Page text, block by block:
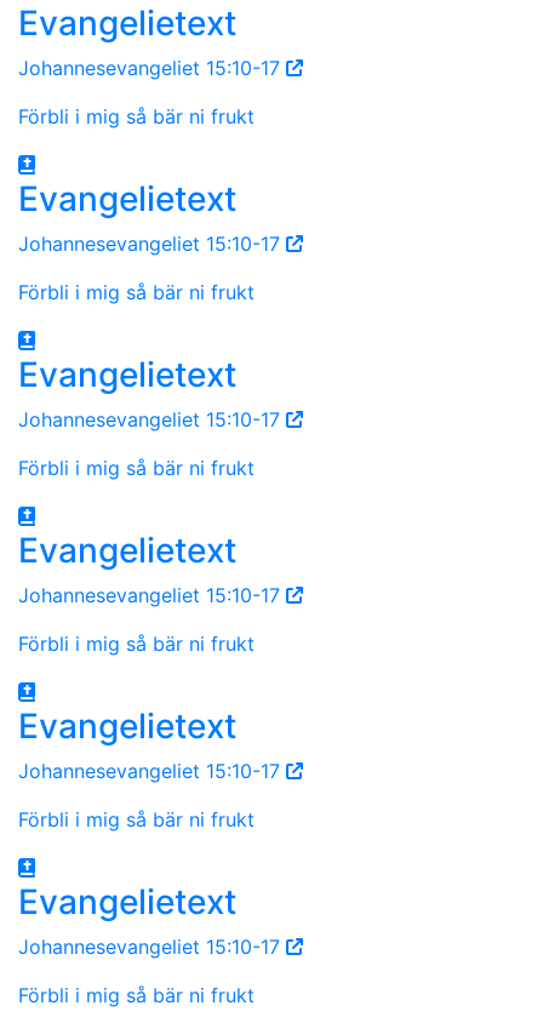
Evangelietext
Johannesevangeliet 15:10-17
Förbli i mig så bär ni frukt
Evangelietext
Johannesevangeliet 15:10-17
Förbli i mig så bär ni frukt
Evangelietext
Johannesevangeliet 15:10-17
Förbli i mig så bär ni frukt
Evangelietext
Johannesevangeliet 15:10-17
Förbli i mig så bär ni frukt
Evangelietext
Johannesevangeliet 15:10-17
Förbli i mig så bär ni frukt
Evangelietext
Johannesevangeliet 15:10-17
Förbli i mig så bär ni frukt